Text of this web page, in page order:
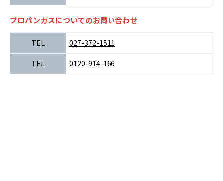
プロパンガスについてのお問い合わせ
TEL 027-372-1511
TEL 0120-914-166